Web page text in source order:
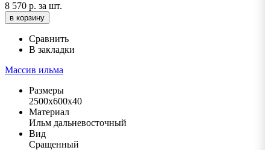
8 570 р. за шт.
в корзину
Сравнить
В закладки
Массив ильма
Размеры
2500х600х40
Материал
Ильм дальневосточный
Вид
Сращенный